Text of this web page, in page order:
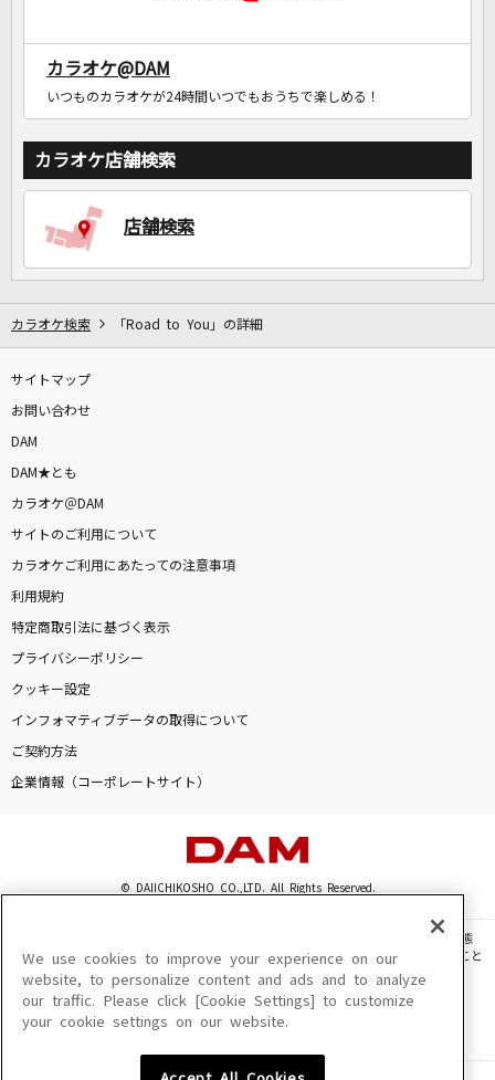
カラオケ@DAM
いつものカラオケが24時間いつでもおうちで楽しめる！
カラオケ店舗検索
店舗検索
カラオケ検索 「Road to You」の詳細
サイトマップ
お問い合わせ
DAM
DAM★とも
カラオケ＠DAM
サイトのご利用について
カラオケご利用にあたっての注意事項
利用規約
特定商取引法に基づく表示
プライバシーポリシー
クッキー設定
インフォマティブデータの取得について
ご契約方法
企業情報（コーポレートサイト）
© DAIICHIKOSHO CO.,LTD. All Rights Reserved.
このサイトに掲載されている一切の文章・画像・写真・動画・音声等を、手段や形態
を問わず、著作権法の定める範囲を超えて無断で複製、転載、ファイル化などすること
を禁じます。
楽曲及びコンテンツは、機種によりご利用いただけない場合があります。
楽曲及びコンテンツの配信日、配信内容が変更になる場合があります。
We use cookies to improve your experience on our
website, to personalize content and ads and to analyze
our traffic. Please click [Cookie Settings] to customize
your cookie settings on our website.